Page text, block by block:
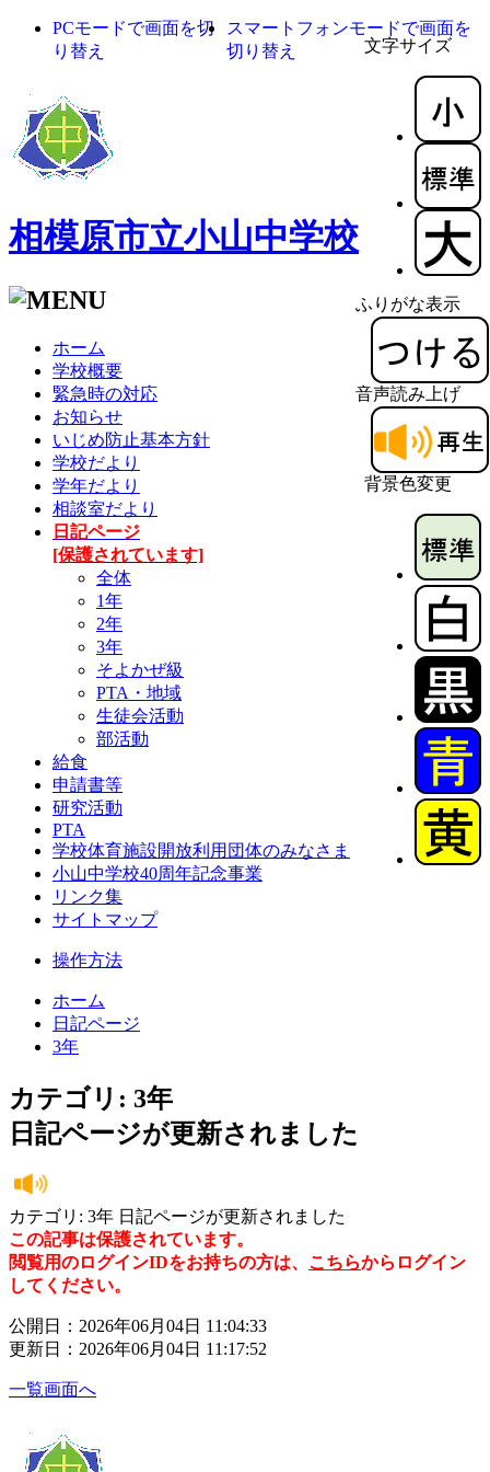
文字サイズ
ふりがな表示
音声読み上げ
背景色変更
PCモードで画面を切
り替え
スマートフォンモードで画面を
切り替え
相模原市立小山中学校
ホーム
学校概要
緊急時の対応
お知らせ
いじめ防止基本方針
学校だより
学年だより
相談室だより
日記ページ
[保護されています]
全体
1年
2年
3年
そよかぜ級
PTA・地域
生徒会活動
部活動
給食
申請書等
研究活動
PTA
学校体育施設開放利用団体のみなさま
小山中学校40周年記念事業
リンク集
サイトマップ
操作方法
ホーム
日記ページ
3年
カテゴリ: 3年
日記ページが更新されました
カテゴリ: 3年 日記ページが更新されました
この記事は保護されています。
閲覧用のログインIDをお持ちの方は、 こちらからログイン
してください。
公開日：2026年06月04日 11:04:33
更新日：2026年06月04日 11:17:52
一覧画面へ